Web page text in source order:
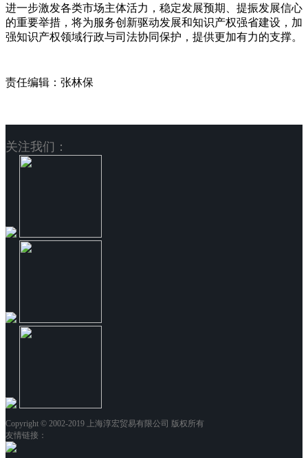
进一步激发各类市场主体活力，稳定发展预期、提振发展信心
的重要举措，将为服务创新驱动发展和知识产权强省建设，加
强知识产权领域行政与司法协同保护，提供更加有力的支撑。
责任编辑：张林保
关注我们：
Copyright © 2002-2019 上海淳宏贸易有限公司 版权所有
友情链接：